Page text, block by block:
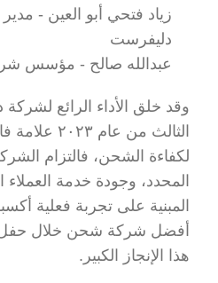
دليفرست
عبدالله صالح - مؤسس
هذا الإنجاز الكبير.